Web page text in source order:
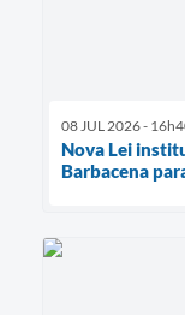
08 JUL 2026 -
Nova Lei
Barbacena